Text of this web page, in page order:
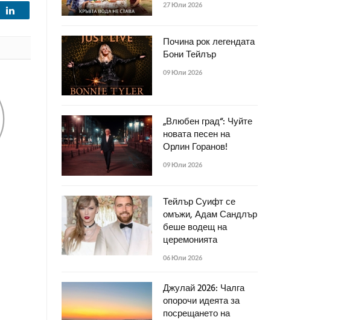
LinkedIn
27 Юли 2026
Почина рок легендата
Бони Тейлър
09 Юли 2026
„Влюбен град“: Чуйте
новата песен на
Орлин Горанов!
09 Юли 2026
Тейлър Суифт се
омъжи, Адам Сандлър
беше водещ на
церемонията
06 Юли 2026
Джулай 2026: Чалга
опорочи идеята за
посрещането на